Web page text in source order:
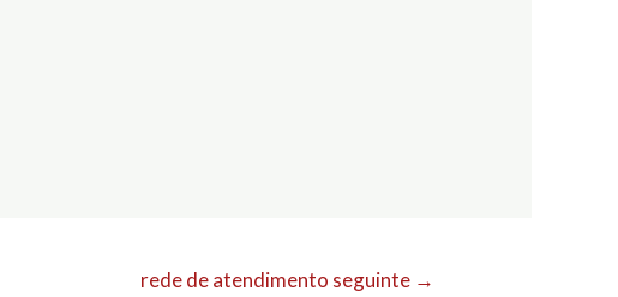
rede de atendimento seguinte →